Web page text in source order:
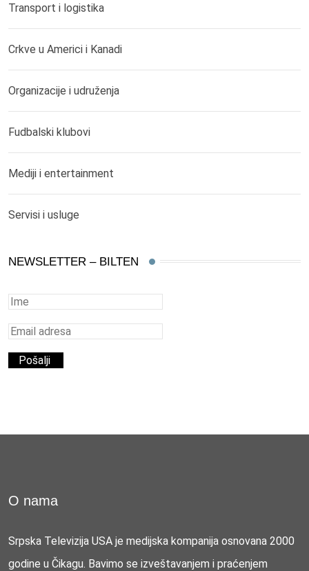
Transport i logistika
Crkve u Americi i Kanadi
Organizacije i udruženja
Fudbalski klubovi
Mediji i entertainment
Servisi i usluge
NEWSLETTER – BILTEN
O nama
Srpska Televizija USA je medijska kompanija osnovana 2000
godine u Čikagu. Bavimo se izveštavanjem i praćenjem